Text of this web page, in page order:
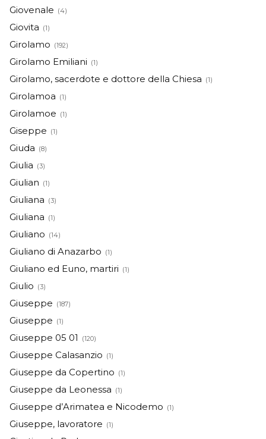
Giovenale (4)
Giovita (1)
Girolamo (192)
Girolamo Emiliani (1)
Girolamo, sacerdote e dottore della Chiesa (1)
Girolamoa (1)
Girolamoe (1)
Giseppe (1)
Giuda (8)
Giulia (3)
Giulian (1)
Giuliana (3)
Giuliana (1)
Giuliano (14)
Giuliano di Anazarbo (1)
Giuliano ed Euno, martiri (1)
Giulio (3)
Giuseppe (187)
Giuseppe (1)
Giuseppe 05 01 (120)
Giuseppe Calasanzio (1)
Giuseppe da Copertino (1)
Giuseppe da Leonessa (1)
Giuseppe d’Arimatea e Nicodemo (1)
Giuseppe, lavoratore (1)